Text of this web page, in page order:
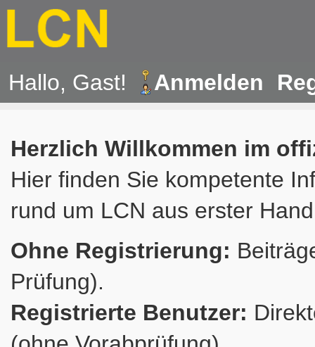
Hallo, Gast! Anmelden
Herzlich Willkommen im
Hier finden Sie kompetente
rund um LCN aus erster
Ohne Registrierung:
Prüfung).
Registrierte Benutzer: